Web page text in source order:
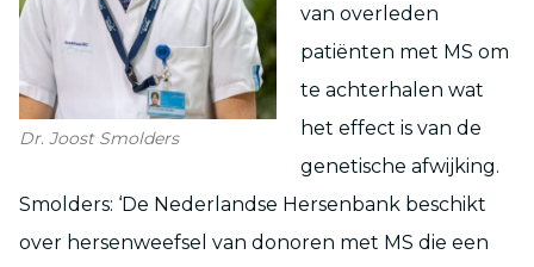
Dr. Joost Smolders
van overleden
patiënten met MS om
te achterhalen wat
het effect is van de
genetische afwijking.
Smolders: ‘De Nederlandse Hersenbank beschikt
over hersenweefsel van donoren met MS die een